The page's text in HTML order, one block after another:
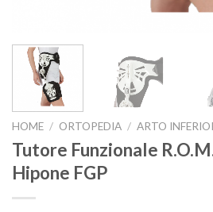
HOME / ORTOPEDIA / ARTO
Tutore Funzionale
Hipone FGP